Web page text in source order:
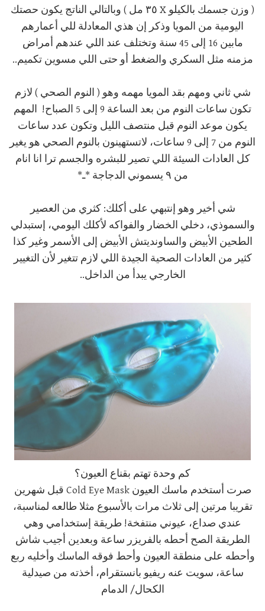
( وزن جسمك بالكيلو X ٣٥ مل ) وبالتالي الناتج يكون حصتك
اليومية من المويا وذكر إن هذي المعادلة للي أعمارهم
مابين 16 إلى 45 سنة وتختلف عند اللي عندهم أمراض
مزمنه مثل السكري والضغط أو حتى اللي مسوين تكميم..
شي ثاني ومهم بقد المويا مهمه وهو ( النوم الصحي ) لازم
تكون ساعات النوم من بعد الساعة 9 إلى 5 الصباح! المهم
يكون موعد النوم قبل منتصف الليل وتكون عدد ساعات
النوم من 7 إلى 9 ساعات، لاتستهينون بالنوم الصحي هو يغير
كل العادات السيئة اللي تصير للبشره والجسم ترا انا انام
من ٩ يسموني الدجاجة *ـ*
شي أخير وهو إنتبهي على أكلك: كثري من العصير
والسموذي، دخلي الخضار والفواكه لأكلك اليومي، إستبدلي
الطحين الأبيض والساونديتش الأبيض إلى الأسمر وغير كذا
كثير من العادات الصحية الجيدة اللي لازم تتغير لأن التغيير
الخارجي يبدأ من الداخل..
كم وحدة تهتم بقناع العيون؟
صرت أستخدم ماسك العيون Cold Eye Mask قبل شهرين
تقريبا مرتين إلى ثلاث مرات بالأسبوع مثلا طالعه لمناسبة،
عندي صداع، عيوني منتفخة! طريقة إستخدامي وهي
الطريقة الصح أحطه بالفريزر ساعة وبعدين أجيب شاش
وأحطه على منطقة العيون وأحط فوقه الماسك وأخليه ربع
ساعة، سويت عنه ريفيو بانستقرام، أخذته من صيدلية
الكحال/ الدمام